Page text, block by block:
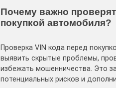
Почему важно
покупкой автомобиля?
Проверка VIN кода перед
выявить скрытые проблемы,
избежать мошенничества. Это
потенциальных рисков и